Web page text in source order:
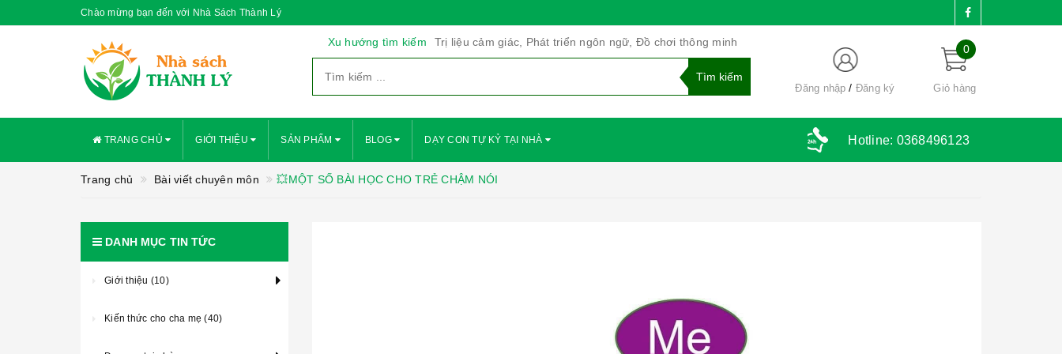
Chào mừng bạn đến với Nhà Sách Thành Lý
Xu hướng tìm kiếm Trị liệu cảm giác, Phát triển ngôn ngữ, Đồ chơi thông minh
Đăng nhập Đăng ký
0
Giỏ hàng
TRANG CHỦ GIỚI THIỆU SẢN PHẨM BLOG DẠY CON TỰ KỶ TẠI NHÀ Hotline: 0368496123
Trang chủ Bài viết chuyên môn 💥MỘT SỐ BÀI HỌC CHO TRẺ CHẬM NÓI
DANH MỤC TIN TỨC
Giới thiệu (10)
Kiến thức cho cha mẹ (40)